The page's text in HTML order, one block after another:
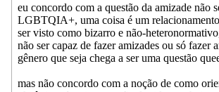
eu concordo com a questão da amizade não
LGBTQIA+, uma coisa é um
ser visto como bizarro e não-
não ser capaz de fazer amizades ou só fazer
gênero que seja chega a ser uma questão
mas não concordo com a noção de como